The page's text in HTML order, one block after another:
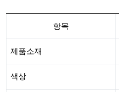
항목
제품소재
색상